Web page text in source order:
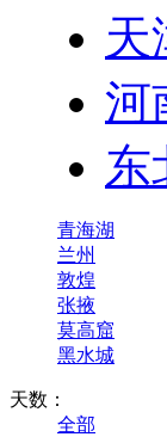
天
河
东
青海湖
兰州
敦煌
张掖
莫高窟
黑水城
天数：
全部